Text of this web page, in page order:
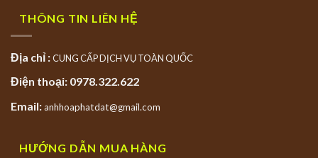
THÔNG TIN LIÊN HỆ
Địa chỉ :CUNG CẤP DỊCH VỤ TOÀN QUỐC
Điện thoại: 0978.322.622
Email:anhhoaphatdat@gmail.com
HƯỚNG DẪN MUA HÀNG